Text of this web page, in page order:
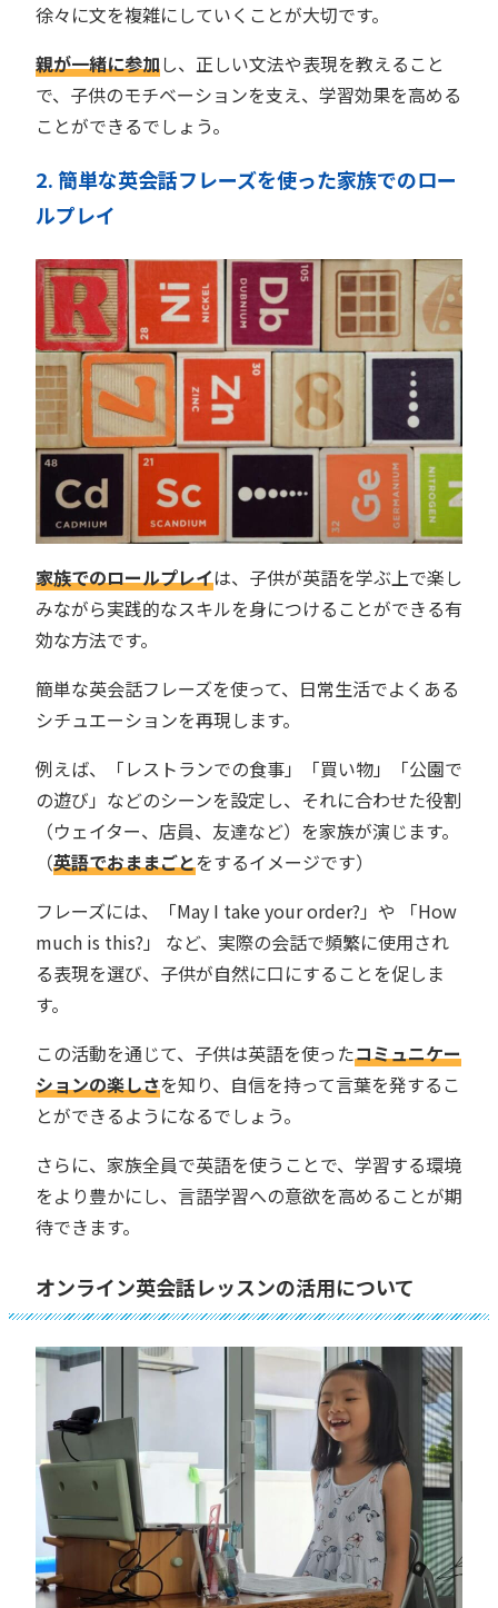
徐々に文を複雑にしていくことが大切です。
親が一緒に参加し、正しい文法や表現を教えること
で、子供のモチベーションを支え、学習効果を高める
ことができるでしょう。
2. 簡単な英会話フレーズを使った家族でのロー
ルプレイ
家族でのロールプレイは、子供が英語を学ぶ上で楽し
みながら実践的なスキルを身につけることができる有
効な方法です。
簡単な英会話フレーズを使って、日常生活でよくある
シチュエーションを再現します。
例えば、「レストランでの食事」「買い物」「公園で
の遊び」などのシーンを設定し、それに合わせた役割
（ウェイター、店員、友達など）を家族が演じます。
（英語でおままごとをするイメージです）
フレーズには、「May I take your order?」や 「How
much is this?」 など、実際の会話で頻繁に使用され
る表現を選び、子供が自然に口にすることを促しま
す。
この活動を通じて、子供は英語を使ったコミュニケー
ションの楽しさを知り、自信を持って言葉を発するこ
とができるようになるでしょう。
さらに、家族全員で英語を使うことで、学習する環境
をより豊かにし、言語学習への意欲を高めることが期
待できます。
オンライン英会話レッスンの活用について